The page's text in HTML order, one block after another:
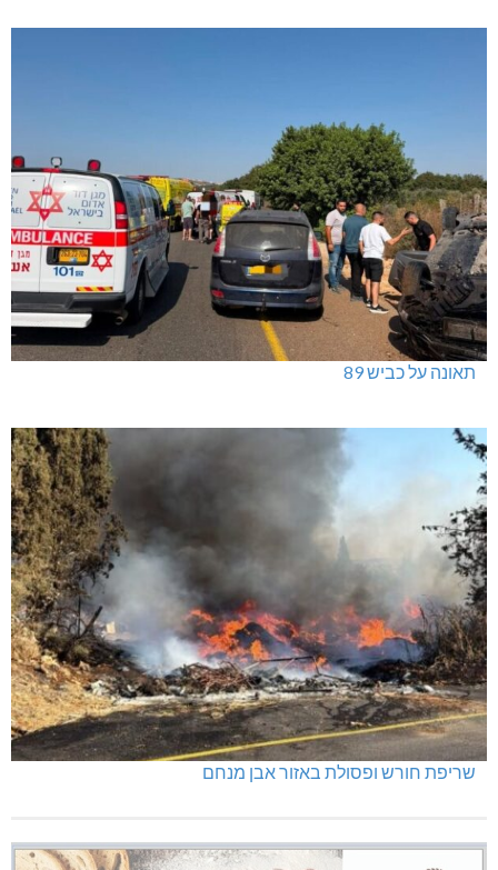
תאונה על כביש 89
שריפת חורש ופסולת באזור אבן מנחם